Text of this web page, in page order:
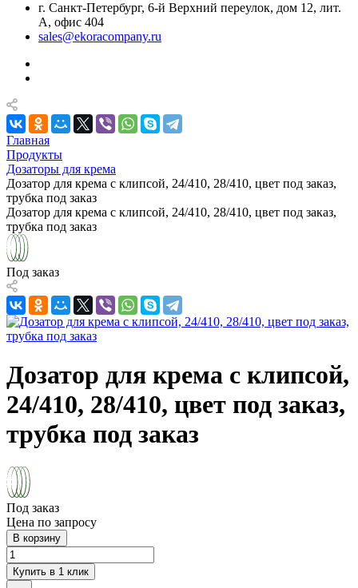
г. Санкт-Петербург, 6-й Верхний переулок, дом 12, лит.
А, офис 404
sales@ekoracompany.ru
Главная
Продукты
Дозаторы для крема
Дозатор для крема с клипсой, 24/410, 28/410, цвет под заказ,
трубка под заказ
Дозатор для крема с клипсой, 24/410, 28/410, цвет под заказ,
трубка под заказ
Под заказ
Дозатор для крема с клипсой,
24/410, 28/410, цвет под заказ,
трубка под заказ
Под заказ
Цена по запросу
В корзину
Купить в 1 клик